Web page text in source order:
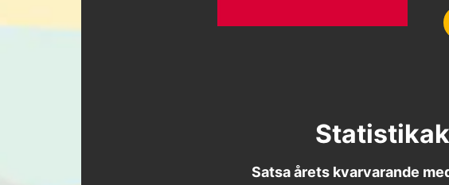
Satsa årets kvarvarande